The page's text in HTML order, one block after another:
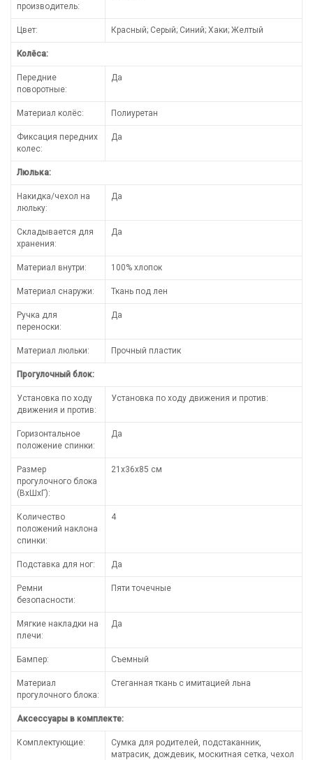
производитель:
Цвет: Красный; Серый; Синий; Хаки; Желтый
Колёса:
Передние
поворотные:
Да
Материал колёс: Полиуретан
Фиксация передних
колес:
Да
Люлька:
Накидка/чехол на
люльку:
Да
Складывается для
хранения:
Да
Материал внутри: 100% хлопок
Материал снаружи: Ткань под лен
Ручка для
переноски:
Да
Материал люльки: Прочный пластик
Прогулочный блок:
Установка по ходу
движения и против:
Установка по ходу движения и против:
Горизонтальное
положение спинки:
Да
Размер
прогулочного блока
(ВхШхГ):
21х36х85 см
Количество
положений наклона
спинки:
4
Подставка для ног: Да
Ремни
безопасности:
Пяти точечные
Мягкие накладки на
плечи:
Да
Бампер: Съемный
Материал
прогулочного блока:
Стеганная ткань с имитацией льна
Аксессуары в комплекте:
Комплектующие:
Сумка для родителей, подстаканник,
матрасик, дождевик, москитная сетка, чехол